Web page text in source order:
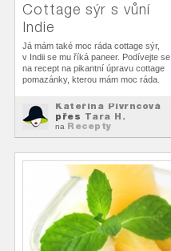
Cottage sýr s vůní
Indie
Já mám také moc ráda cottage sýr,
v Indii se mu říká paneer. Podívejte se
na recept na pikantní úpravu cottage
pomazánky, kterou mám moc ráda.
Kateřina Pivrncová
přes Tara H.
na Recepty